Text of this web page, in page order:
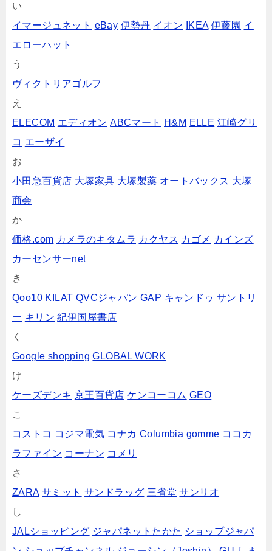
い
イマージュネット eBay 伊勢丹 イオン IKEA 伊藤園 イ
エローハット
う
ヴィクトリアゴルフ
え
ELECOM エディオン ABCマート H&M ELLE 江崎グリ
コ エーザイ
お
小田急百貨店 大塚家具 大塚製薬 オートバックス 大塚
商会
か
価格.com カメラのキタムラ カクヤス カゴメ カインズ
カーセンサーnet
き
Qoo10 KILAT QVCジャパン GAP キャンドゥ サントリ
ー キリン 紀伊国屋書店
く
Google shopping GLOBAL WORK
け
ケーズデンキ 京王百貨店 ケンコーコム GEO
こ
コストコ コジマ電気 コナカ Columbia gomme ココカ
ラファイン コーナン コメリ
さ
ZARA サミット サンドラッグ 三省堂 サンリオ
し
JALショッピング ジャパネットたかた ショップジャパ